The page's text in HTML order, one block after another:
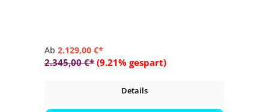
Ab 2.129,00 €*
2.345,00 €* (9.21% gespart)
Details